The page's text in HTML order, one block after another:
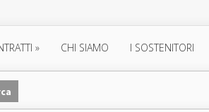
» CHI SIAMO I SOSTENITORI